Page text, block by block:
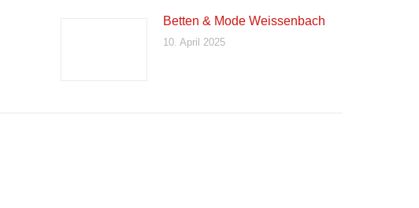
Betten & Mode Weissenbach
10. April 2025